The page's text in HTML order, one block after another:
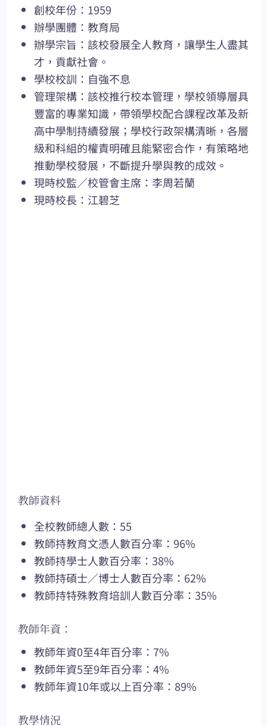
創校年份：1959
辦學團體：教育局
辦學宗旨：該校發展全人教育，讓學生人盡其
才，貢獻社會。
學校校訓：自強不息
管理架構：該校推行校本管理，學校領導層具
豐富的專業知識，帶領學校配合課程改革及新
高中學制持續發展；學校行政架構清晰，各層
級和科組的權責明確且能緊密合作，有策略地
推動學校發展，不斷提升學與教的成效。
現時校監／校管會主席：李周若蘭
現時校長：江碧芝
教師資料
全校教師總人數：55
教師持教育文憑人數百分率：96%
教師持學士人數百分率：38%
教師持碩士／博士人數百分率：62%
教師持特殊教育培訓人數百分率：35%
教師年資：
教師年資0至4年百分率：7%
教師年資5至9年百分率：4%
教師年資10年或以上百分率：89%
教學情況